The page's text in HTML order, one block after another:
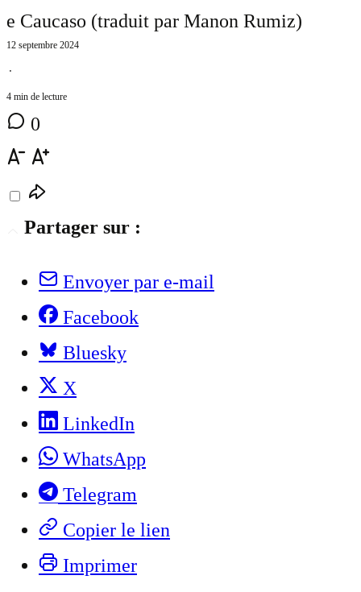
e Caucaso (traduit par Manon Rumiz)
12 septembre 2024
⋅
4 min de lecture
0
Partager sur :
Envoyer par e-mail
Facebook
Bluesky
X
LinkedIn
WhatsApp
Telegram
Copier le lien
Imprimer